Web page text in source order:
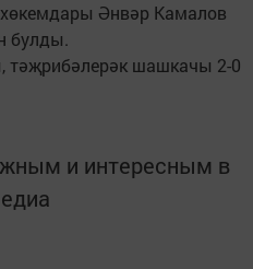
Әнвәр Камалов
булды.
тәҗрибәлерәк шашкачы 2-0
и интересным в